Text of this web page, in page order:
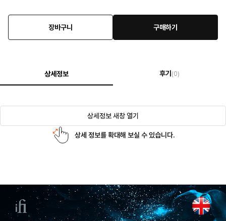
장바구니 구매하기
상세정보 후기 (0)
상세정보 새창 열기
상세 정보를 확대해 보실 수 있습니다.